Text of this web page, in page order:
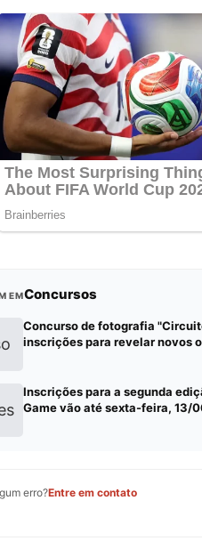
EMConcursos
Concurso de fotografia
inscrições para revelar novos
Inscrições para a segunda
Game vão até sexta-feira, 13/
erro?Entre em contato